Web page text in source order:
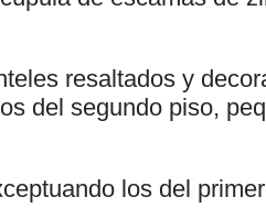
resaltados y
del segundo piso,
los del